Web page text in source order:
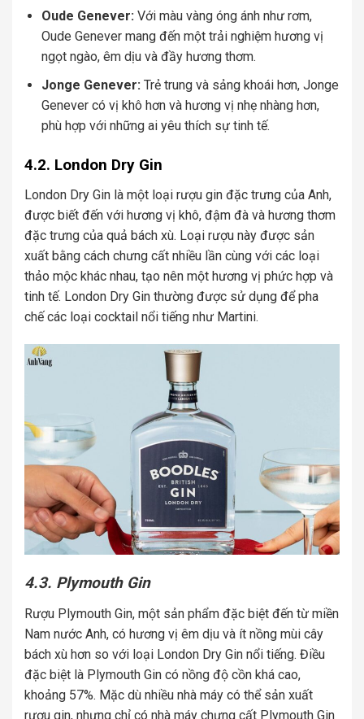
Oude Genever:Với màu vàng óng ánh như rơm,
Oude Genever mang đến một trải nghiệm hương vị
ngọt ngào, êm dịu và đầy hương thơm.
Jonge Genever:Trẻ trung và sảng khoái hơn, Jonge
Genever có vị khô hơn và hương vị nhẹ nhàng hơn,
phù hợp với những ai yêu thích sự tinh tế.
4.2. London Dry Gin
London Dry Gin là một loại rượu gin đặc trưng của Anh,
được biết đến với hương vị khô, đậm đà và hương thơm
đặc trưng của quả bách xù. Loại rượu này được sản
xuất bằng cách chưng cất nhiều lần cùng với các loại
thảo mộc khác nhau, tạo nên một hương vị phức hợp và
tinh tế. London Dry Gin thường được sử dụng để pha
chế các loại cocktail nổi tiếng như Martini.
4.3. Plymouth Gin
Rượu Plymouth Gin, một sản phẩm đặc biệt đến từ miền
Nam nước Anh, có hương vị êm dịu và ít nồng mùi cây
bách xù hơn so với loại London Dry Gin nổi tiếng. Điều
đặc biệt là Plymouth Gin có nồng độ cồn khá cao,
khoảng 57%. Mặc dù nhiều nhà máy có thể sản xuất
rượu gin, nhưng chỉ có nhà máy chưng cất Plymouth Gin